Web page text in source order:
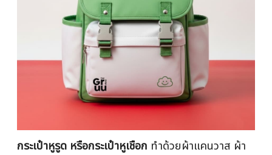
กระเป๋าหูรูด หรือกระเป๋าหูเชือก ทำด้วยผ้าแคนวาส ผ้า